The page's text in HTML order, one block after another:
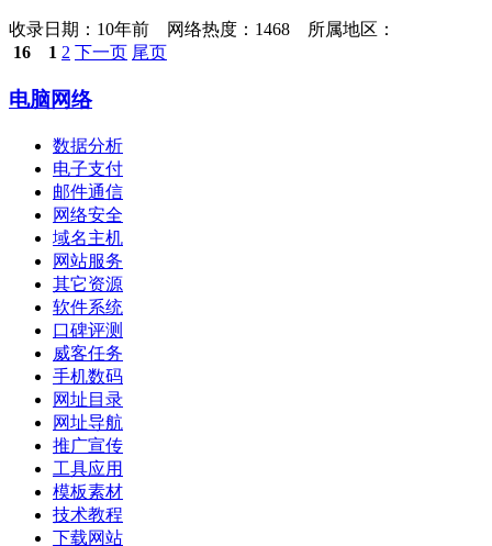
收录日期： 10年前 网络热度：1468 所属地区：
16
1 2 下一页 尾页
电脑网络
数据分析
电子支付
邮件通信
网络安全
域名主机
网站服务
其它资源
软件系统
口碑评测
威客任务
手机数码
网址目录
网址导航
推广宣传
工具应用
模板素材
技术教程
下载网站